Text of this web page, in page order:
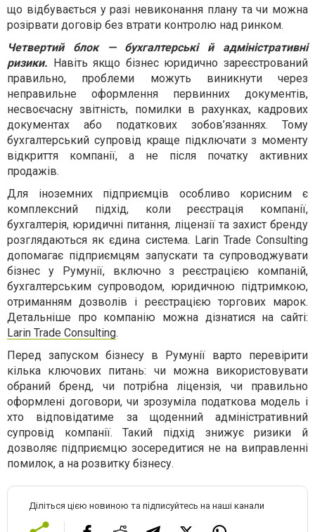
що відбувається у разі невиконання плану та чи можна
розірвати договір без втрати контролю над ринком.
Четвертий блок — бухгалтерські й адміністративні
ризики. Навіть якщо бізнес юридично зареєстрований
правильно, проблеми можуть виникнути через
неправильне оформлення первинних документів,
несвоєчасну звітність, помилки в рахунках, кадрових
документах або податкових зобов’язаннях. Тому
бухгалтерський супровід краще підключати з моменту
відкриття компанії, а не після початку активних
продажів.
Для іноземних підприємців особливо корисним є
комплексний підхід, коли реєстрація компанії,
бухгалтерія, юридичні питання, ліцензії та захист бренду
розглядаються як єдина система. Larin Trade Consulting
допомагає підприємцям запускати та супроводжувати
бізнес у Румунії, включно з реєстрацією компаній,
бухгалтерським супроводом, юридичною підтримкою,
отриманням дозволів і реєстрацією торгових марок.
Детальніше про компанію можна дізнатися на сайті:
Larin Trade Consulting.
Перед запуском бізнесу в Румунії варто перевірити
кілька ключових питань: чи можна використовувати
обраний бренд, чи потрібна ліцензія, чи правильно
оформлені договори, чи зрозуміла податкова модель і
хто відповідатиме за щоденний адміністративний
супровід компанії. Такий підхід знижує ризики й
дозволяє підприємцю зосередитися не на виправленні
помилок, а на розвитку бізнесу.
Діліться цією новиною та підписуйтесь на наші канали